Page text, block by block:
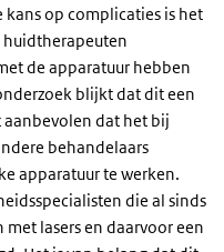
kans op complicaties is het
huidtherapeuten
de apparatuur hebben
blijkt dat dit een
aanbevolen dat het bij
behandelaars
apparatuur te werken.
die al sinds
lasers en daarvoor een